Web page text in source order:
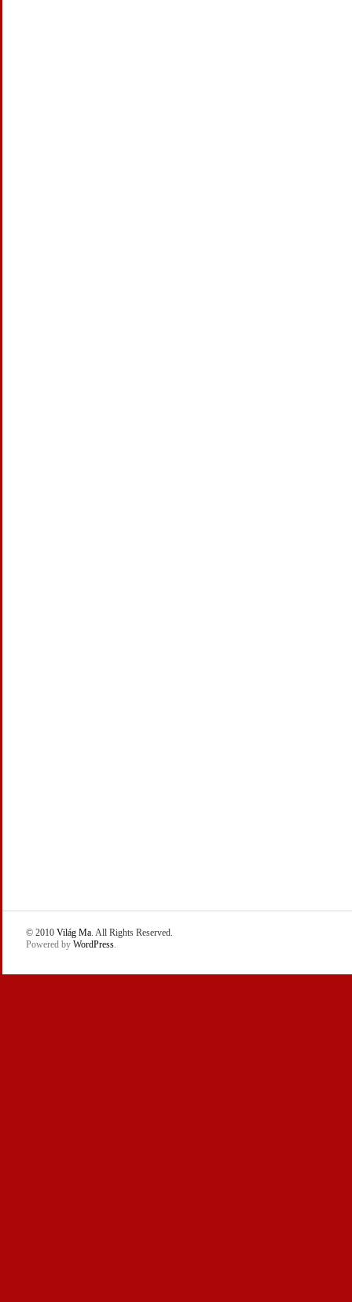
© 2010 Világ Ma. All Rights Reserved.
Powered by WordPress.